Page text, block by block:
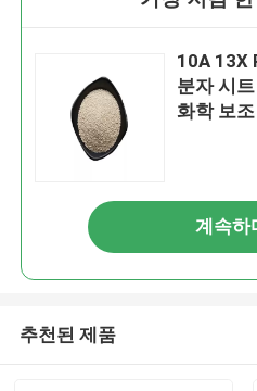
10A 13X
분자 시
화학 보
계속하
추천된 제품